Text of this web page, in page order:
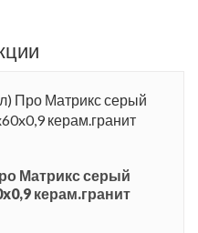
Матрикс серый
керам.гранит